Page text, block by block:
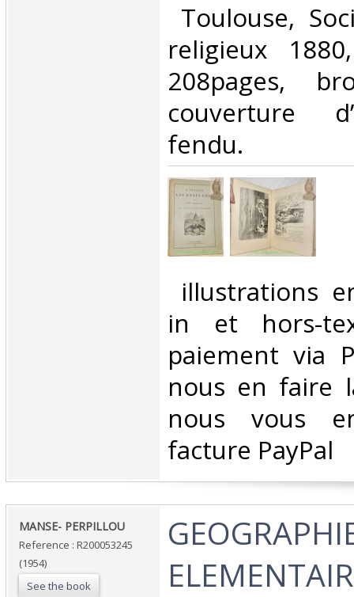
Toulouse,
religieux
208pages,
couverture
fendu. ‎
illustrations
in et hors-
paiement via
nous en faire
nous vous
facture PayPal‎
‎MANSE- PERPILLOU‎
Reference : R200053245
(1954)
See the book